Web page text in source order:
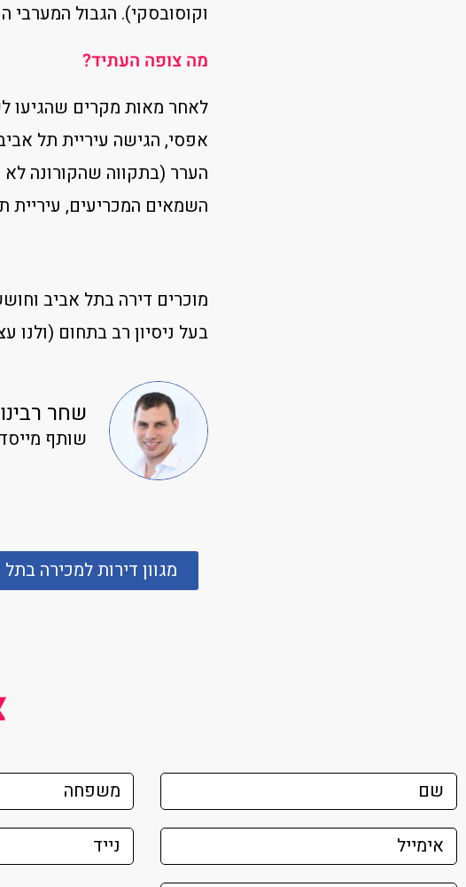
וקוסובסקי). הגבול המערבי
מה צופה העתיד?
לאחר מאות מקרים שהגיעו
אפסי, הגישה עיריית תל
הערר (בתקווה שהקורונה
השמאים המכריעים, עיריית
מוכרים דירה בתל אביב
בעל ניסיון רב בתחום (ולנו
שחר
שותף
מגוון דירות למכירה